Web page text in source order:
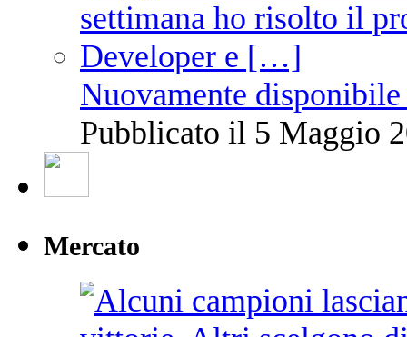
Nuovamente
Pubblicato il 5 Maggio
Mercato